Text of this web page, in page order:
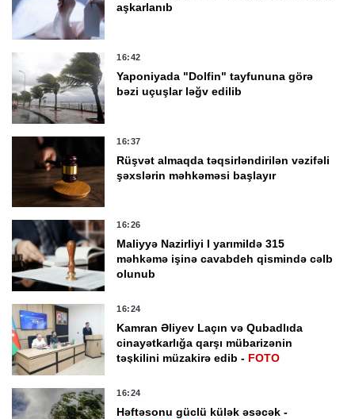
aşkarlanıb
16:42
Yaponiyada "Dolfin" tayfununa görə
bəzi uçuşlar ləğv edilib
16:37
Rüşvət almaqda təqsirləndirilən vəzifəli
şəxslərin məhkəməsi başlayır
16:26
Maliyyə Nazirliyi I yarımildə 315
məhkəmə işinə cavabdeh qismində cəlb
olunub
16:24
Kamran Əliyev Laçın və Qubadlıda
cinayətkarlığa qarşı mübarizənin
təşkilini müzakirə edib - FOTO
16:24
Həftəsonu güclü külək əsəcək -